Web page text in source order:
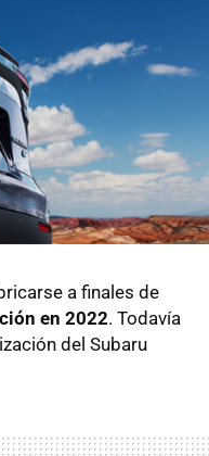
a finales de
en 2022. Todavía
del Subaru